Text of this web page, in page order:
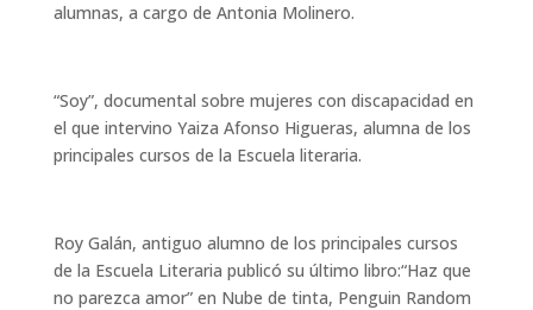
alumnas, a cargo de Antonia Molinero.
“Soy”, documental sobre mujeres con discapacidad en
el que intervino Yaiza Afonso Higueras, alumna de los
principales cursos de la Escuela literaria.
Roy Galán, antiguo alumno de los principales cursos
de la Escuela Literaria publicó su último libro:“Haz que
no parezca amor” en Nube de tinta, Penguin Random